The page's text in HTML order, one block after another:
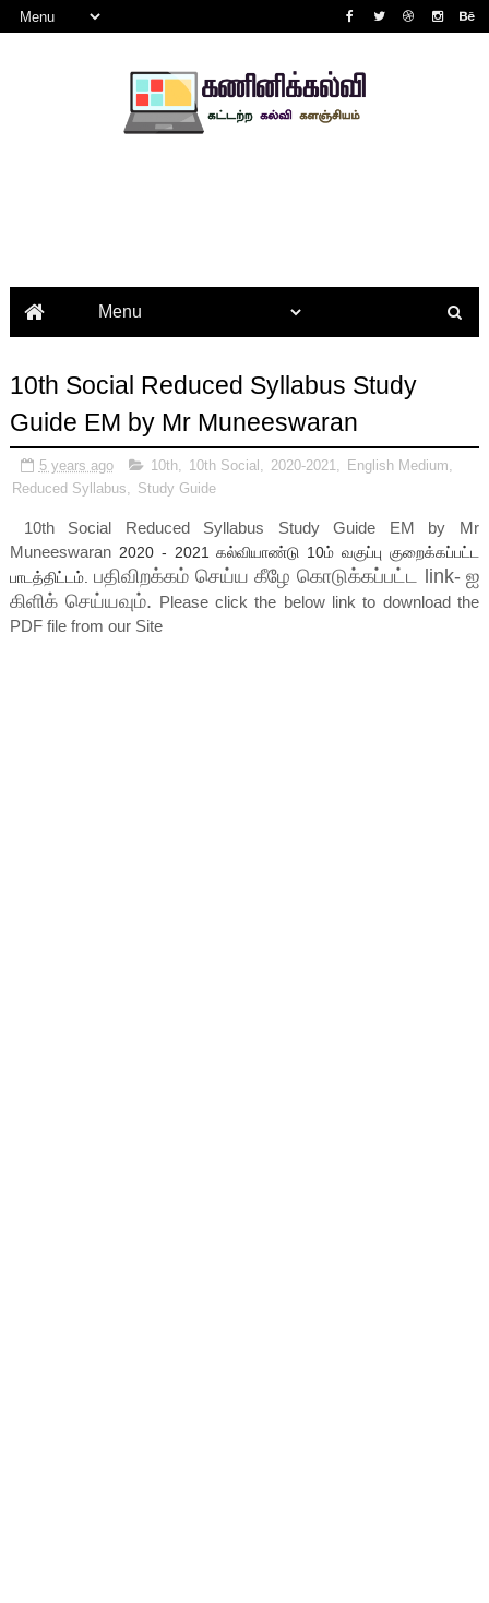
10th Social Reduced Syllabus Study
Guide EM by Mr Muneeswaran
5 years ago 10th, 10th Social 2020-2021 English Medium
Reduced Syllabus
Study Guide
10th Social Reduced Syllabus Study Guide EM by Mr
Muneeswaran 2020 - 2021கல்வியாண்டு 10ம் வகுப்பு குறைக்கப்பட்ட
பாடத்திட்டம். பதிவிறக்கம் செய்ய கீழே கொடுக்கப்பட்ட link- ஐ
கிளிக் செய்யவும். Please click the below link to download the
PDF file from our Site